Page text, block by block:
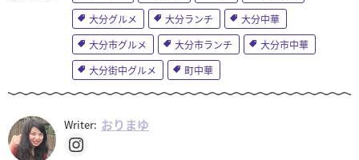
大分グルメ
大分ランチ
大分中華
大分市グルメ
大分市ランチ
大分市中華
大分街中グルメ
町中華
Writer: おりまゆ